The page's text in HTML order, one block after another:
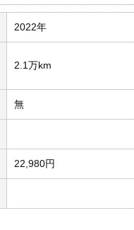
2022年
2.1万km
無
22,980円